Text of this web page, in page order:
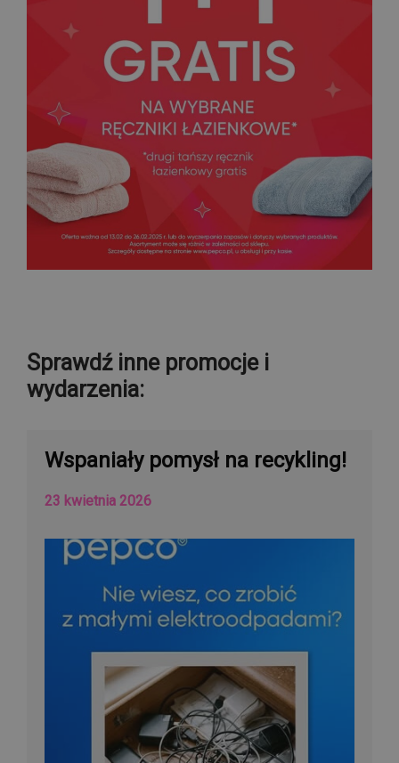
Sprawdź inne promocje i
wydarzenia:
Wspaniały pomysł na recykling!
23 kwietnia 2026